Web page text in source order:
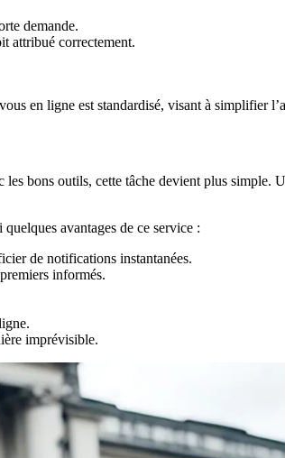
demande.
attribué correctement.
en ligne est standardisé, visant à simplifier
bons outils, cette tâche devient plus simple.
avantages de ce service :
de notifications instantanées.
informés.
imprévisible.